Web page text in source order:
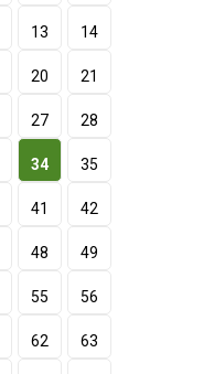
13 14
20 21
27 28
34 35
41 42
48 49
55 56
62 63